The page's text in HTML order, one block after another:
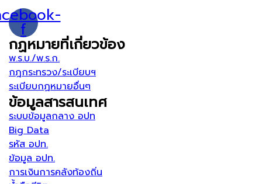
f
กฏหมายที่เกี่ยวข้อง
พ.ร.บ./พ.ร.ก.
กฎกระทรวง/ระเบียบฯ
ระเบียบกฏหมายอื่นๆ
ข้อมูลสารสนเทศ
ระบบข้อมูลกลาง อปท
Big Data
รหัส อปท.
ข้อมูล อปท.
การเงินการคลังท้องถิ่น